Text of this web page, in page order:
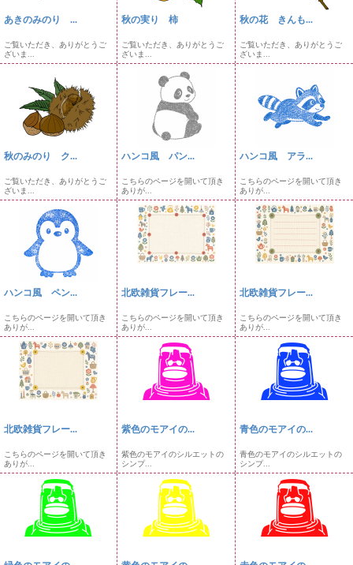
あきのみのり ...
ご覧いただき、ありがとうご
ざいま...
秋の実り 柿
ご覧いただき、ありがとうご
ざいま...
秋の花 きんも...
ご覧いただき、ありがとうご
ざいま...
秋のみのり ク...
ご覧いただき、ありがとうご
ざいま...
ハンコ風 パン...
こちらのページを開いて頂き
ありが...
ハンコ風 アラ...
こちらのページを開いて頂き
ありが...
ハンコ風 ペン...
こちらのページを開いて頂き
ありが...
北欧雑貨フレー...
こちらのページを開いて頂き
ありが...
北欧雑貨フレー...
こちらのページを開いて頂き
ありが...
北欧雑貨フレー...
こちらのページを開いて頂き
ありが...
紫色のモアイの...
紫色のモアイのシルエットの
シンプ...
青色のモアイの...
青色のモアイのシルエットの
シンプ...